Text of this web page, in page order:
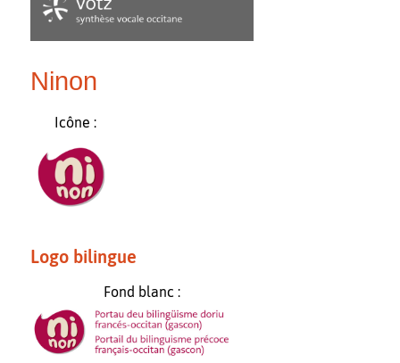
Ninon
Icône :
Logo bilingue
Fond blanc :